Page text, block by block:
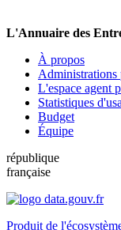
L'Annuaire des
À propos
Administrations
L'espace agent
Statistiques
Budget
Équipe
république
française
Produit de